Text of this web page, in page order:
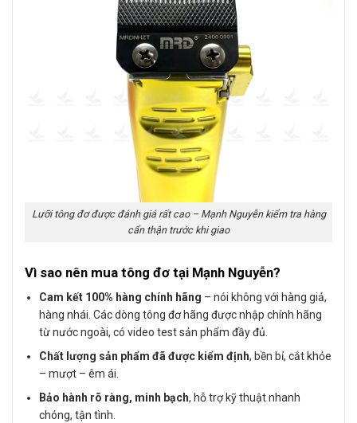
Lưỡi tông đơ được đánh giá rất cao – Mạnh Nguyễn kiểm tra hàng
cẩn thận trước khi giao
Vì sao nên mua tông đơ tại Mạnh Nguyễn?
Cam kết 100% hàng chính hãng – nói không với hàng giả,
hàng nhái. Các dòng tông đơ hãng được nhập chính hãng
từ nước ngoài, có video test sản phẩm đầy đủ.
Chất lượng sản phẩm đã được kiểm định, bền bỉ, cắt khỏe
– mượt – êm ái.
Bảo hành rõ ràng, minh bạch, hỗ trợ kỹ thuật nhanh
chóng, tận tình.